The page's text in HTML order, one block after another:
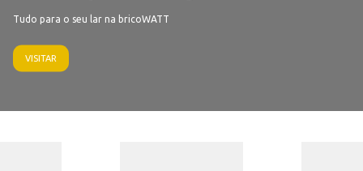
Tudo para o seu lar na bricoWATT
VISITAR